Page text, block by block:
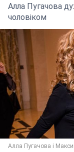
Алла Пугачова
чоловіком
Алла Пугачова і